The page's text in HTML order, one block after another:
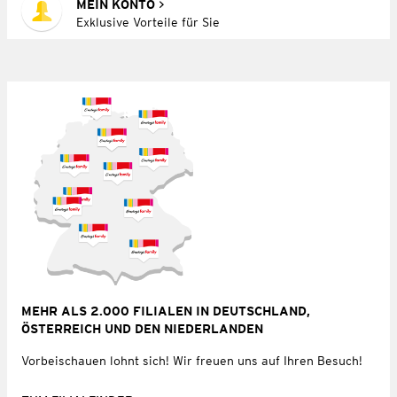
MEIN KONTO
Exklusive Vorteile für Sie
MEHR ALS 2.000 FILIALEN IN DEUTSCHLAND,
ÖSTERREICH UND DEN NIEDERLANDEN
Vorbeischauen lohnt sich! Wir freuen uns auf Ihren Besuch!